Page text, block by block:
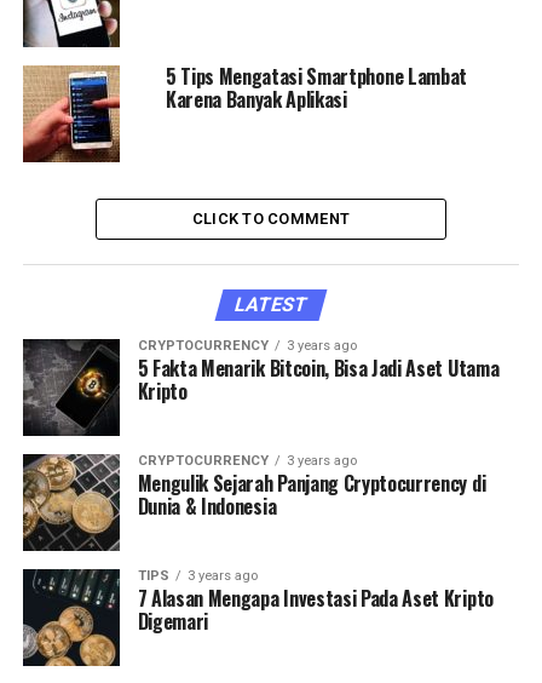
5 Tips Mengatasi Smartphone Lambat
Karena Banyak Aplikasi
CLICK TO COMMENT
LATEST
CRYPTOCURRENCY 3 years ago
5 Fakta Menarik Bitcoin, Bisa Jadi Aset Utama
Kripto
CRYPTOCURRENCY 3 years ago
Mengulik Sejarah Panjang Cryptocurrency di
Dunia & Indonesia
TIPS 3 years ago
7 Alasan Mengapa Investasi Pada Aset Kripto
Digemari